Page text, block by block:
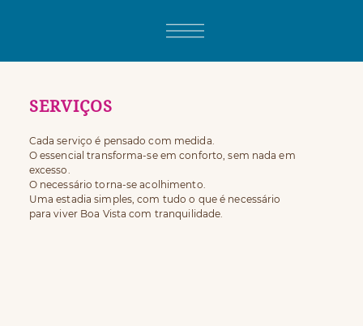
SERVIÇOS
Cada serviço é pensado com medida.
O essencial transforma-se em conforto, sem nada em
excesso.
O necessário torna-se acolhimento.
Uma estadia simples, com tudo o que é necessário
para viver Boa Vista com tranquilidade.